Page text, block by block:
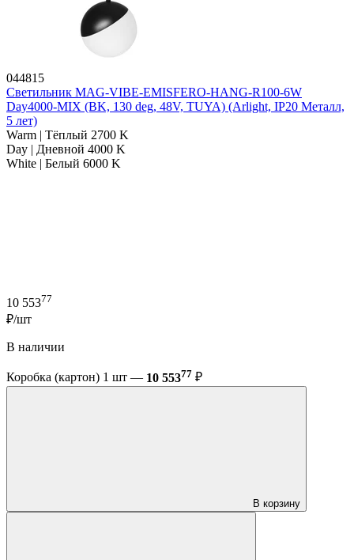
044815
Светильник MAG-VIBE-EMISFERO-HANG-R100-6W
Day4000-MIX (BK, 130 deg, 48V, TUYA) (Arlight, IP20 Металл,
5 лет)
Warm | Тёплый 2700 K
Day | Дневной 4000 K
White | Белый 6000 K
10 55377
₽/шт
В наличии
Коробка (картон) 1 шт — 10 55377 ₽
В корзину